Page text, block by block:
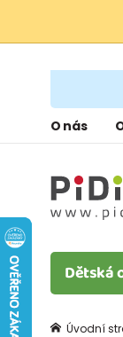
O nás
Dětská
Úvodní